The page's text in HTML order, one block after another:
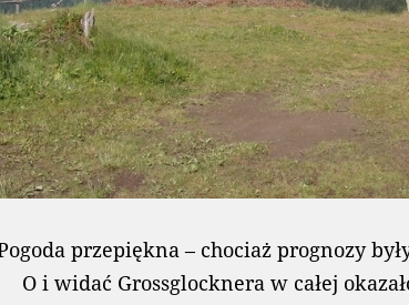
przepiękna – chociaż prognozy
O i widać Grossglocknera w całej